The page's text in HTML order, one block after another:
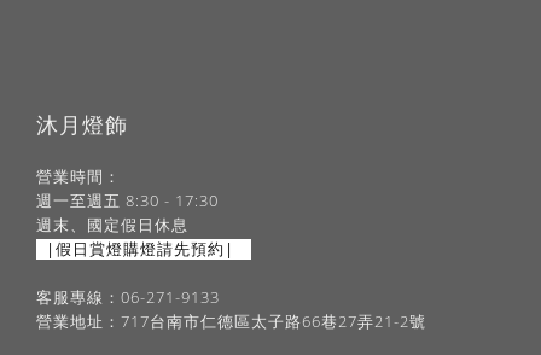
沐月燈飾
營業時間：
週一至週五 8:30 - 17:30
週末、國定假日休息
|假日賞燈購燈請先預約|
客服專線：06-271-9133
營業地址：717台南市仁德區太子路66巷27弄21-2號